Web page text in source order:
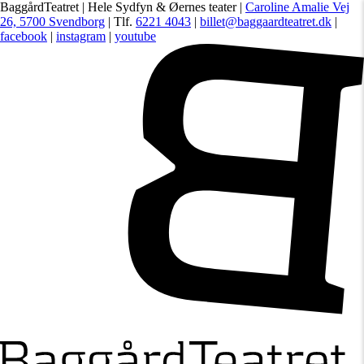
BaggårdTeatret | Hele Sydfyn & Øernes teater | Caroline Amalie Vej
26, 5700 Svendborg | Tlf. 6221 4043 | billet@baggaardteatret.dk |
facebook | instagram | youtube